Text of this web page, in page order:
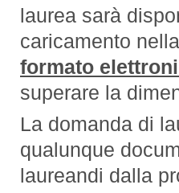
laurea sarà
caricamento
formato
superare la
La domanda di
qualunque
laureandi dalla